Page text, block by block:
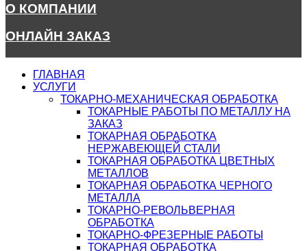
О КОМПАНИИ
ОНЛАЙН ЗАКАЗ
ГЛАВНАЯ
УСЛУГИ
ТОКАРНО-МЕХАНИЧЕСКАЯ ОБРАБОТКА
ТОКАРНЫЕ РАБОТЫ ПО МЕТАЛЛУ НА
ЗАКАЗ
ТОКАРНАЯ ОБРАБОТКА
НЕРЖАВЕЮЩЕЙ СТАЛИ
ТОКАРНАЯ ОБРАБОТКА ЦВЕТНЫХ
МЕТАЛЛОВ
ТОКАРНАЯ ОБРАБОТКА ЧЕРНОГО
МЕТАЛЛА
ТОКАРНО-РЕВОЛЬВЕРНАЯ
ОБРАБОТКА
ТОКАРНО-ФРЕЗЕРНЫЕ РАБОТЫ
ТОКАРНАЯ ОБРАБОТКА